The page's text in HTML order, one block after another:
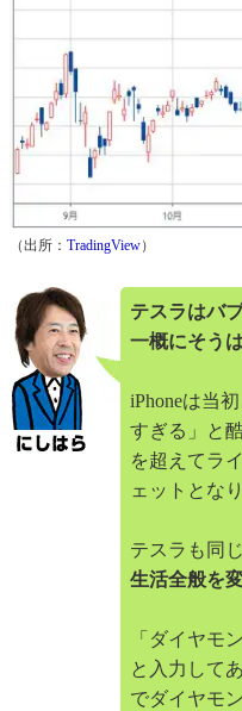
（出所： TradingView）
テスラはバ
一概にそう
iPhoneは当
すぎる」と
を超えてラ
ェットとな
テスラも同じ
生活全般を
「ダイヤモ
と入力して
でダイヤモ